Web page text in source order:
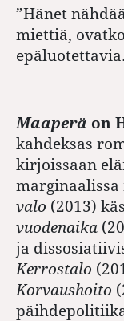
”Hänet
miettiä,
Maaperä on
kahdeksas
kirjoissaan
valo (2013)
vuodenaika
ja
Kerrostalo
Korvaushoito